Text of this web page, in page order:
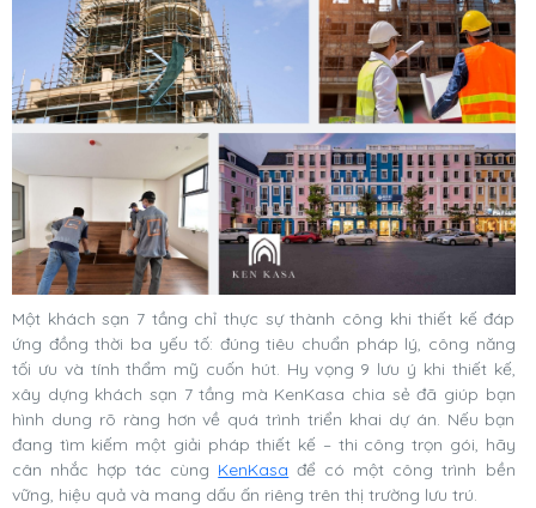
Một khách sạn 7 tầng chỉ thực sự thành công khi thiết kế đáp
ứng đồng thời ba yếu tố: đúng tiêu chuẩn pháp lý, công năng
tối ưu và tính thẩm mỹ cuốn hút. Hy vọng 9 lưu ý khi thiết kế,
xây dựng khách sạn 7 tầng mà KenKasa chia sẻ đã giúp bạn
hình dung rõ ràng hơn về quá trình triển khai dự án. Nếu bạn
đang tìm kiếm một giải pháp thiết kế – thi công trọn gói, hãy
cân nhắc hợp tác cùng KenKasa để có một công trình bền
vững, hiệu quả và mang dấu ấn riêng trên thị trường lưu trú.